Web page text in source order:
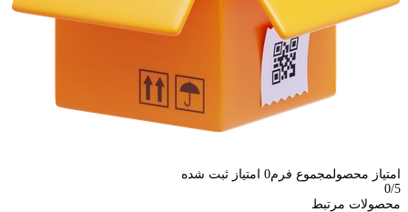
امتیاز محصولمجموع فرم0 امتیاز ثبت شده
0/5
محصولات مرتبط